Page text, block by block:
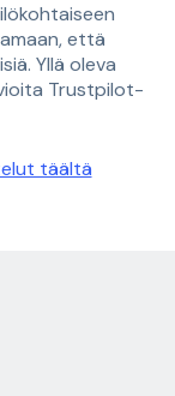
että
Yllä oleva
Trustpilot-
täältä